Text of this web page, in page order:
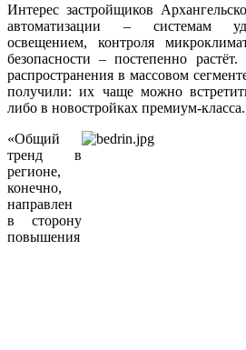
Интерес застройщиков
автоматизации – системам
освещением, контроля
безопасности – постепенно
распространения в массовом
получили: их чаще можно
либо в новостройках премиум-класса.
«Общий
тренд в
регионе,
конечно,
направлен
в сторону
повышения